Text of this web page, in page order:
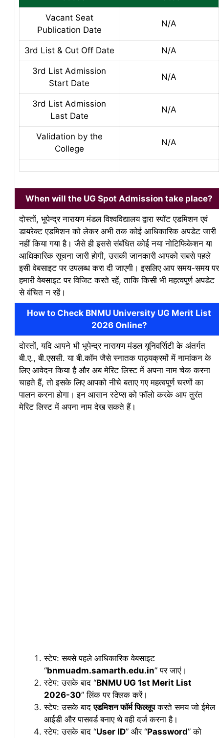
Vacant Seat
Publication Date
N/A
3rd List & Cut Off Date N/A
3rd List Admission
Start Date
N/A
3rd List Admission
Last Date
N/A
Validation by the
College
N/A
When will the UG Spot Admission take place?
दोस्तों, भूपेन्द्र नारायण मंडल विश्वविद्यालय द्वारा स्पॉट एडमिशन एवं
डायरेक्ट एडमिशन को लेकर अभी तक कोई आधिकारिक अपडेट जारी
नहीं किया गया है। जैसे ही इससे संबंधित कोई नया नोटिफिकेशन या
आधिकारिक सूचना जारी होगी, उसकी जानकारी आपको सबसे पहले
इसी वेबसाइट पर उपलब्ध करा दी जाएगी। इसलिए आप समय-समय पर
हमारी वेबसाइट पर विजिट करते रहें, ताकि किसी भी महत्वपूर्ण अपडेट
से वंचित न रहें।
How to Check BNMU University UG Merit List
2026 Online?
दोस्तों, यदि आपने भी भूपेन्द्र नारायण मंडल यूनिवर्सिटी के अंतर्गत
बी.ए., बी.एससी. या बी.कॉम जैसे स्नातक पाठ्यक्रमों में नामांकन के
लिए आवेदन किया है और अब मेरिट लिस्ट में अपना नाम चेक करना
चाहते हैं, तो इसके लिए आपको नीचे बताए गए महत्वपूर्ण चरणों का
पालन करना होगा। इन आसान स्टेप्स को फॉलो करके आप तुरंत
मेरिट लिस्ट में अपना नाम देख सकते हैं।
स्टेप: सबसे पहले आधिकारिक वेबसाइट
“bnmuadm.samarth.edu.in” पर जाएं।
स्टेप: उसके बाद “BNMU UG 1st Merit List
2026-30” लिंक पर क्लिक करें।
स्टेप: उसके बादएडमिशन फॉर्म फिल्लूपकरते समय जो ईमेल
आईडी और पासवर्ड बनाए थे वही दर्ज करना है।
स्टेप: उसके बाद “User ID” और “Password” को